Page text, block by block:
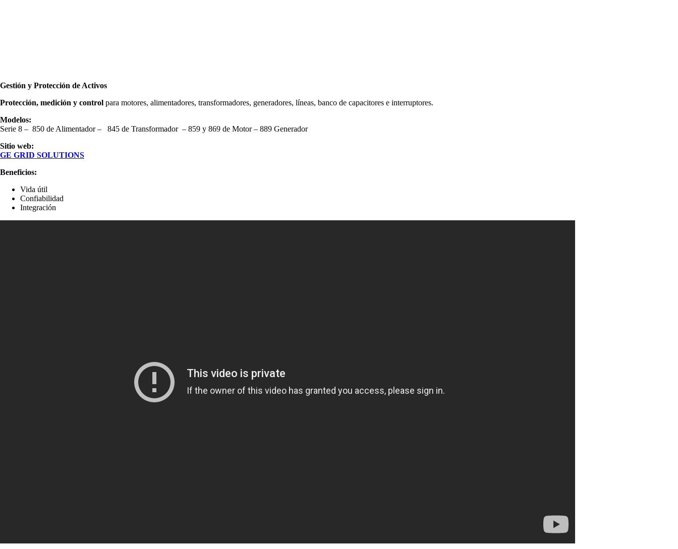
Gestión y Protección de Activos
Protección, medición y control para motores, alimentadores, transformadores, generadores, líneas, banco de capacitores e interruptores.
Modelos:
Serie 8 – 850 de Alimentador – 845 de Transformador – 859 y 869 de Motor – 889 Generador
Sitio web:
GE GRID SOLUTIONS
Beneficios:
Vida útil
Confiabilidad
Integración